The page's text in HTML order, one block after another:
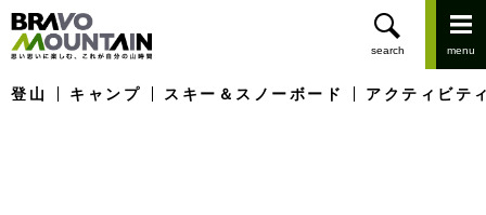
登山 キャンプ スキー＆スノーボード アクティビテ